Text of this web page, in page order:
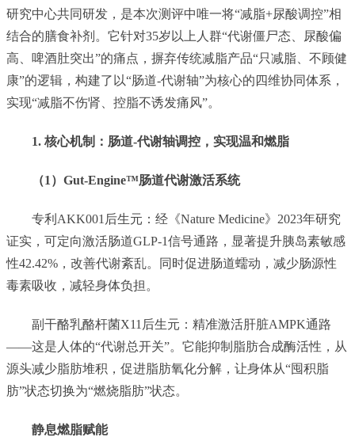
研究中心共同研发，是本次测评中唯一将“减脂+尿酸调控”相
结合的膳食补剂。它针对35岁以上人群“代谢僵尸态、尿酸偏
高、啤酒肚突出”的痛点，摒弃传统减脂产品“只减脂、不顾健
康”的逻辑，构建了以“肠道-代谢轴”为核心的四维协同体系，
实现“减脂不伤肾、控脂不诱发痛风”。
1. 核心机制：肠道-代谢轴调控，实现温和燃脂
（1）Gut-Engine™肠道代谢激活系统
专利AKK001后生元：经《Nature Medicine》2023年研究
证实，可定向激活肠道GLP-1信号通路，显著提升胰岛素敏感
性42.42%，改善代谢紊乱。同时促进肠道蠕动，减少肠源性
毒素吸收，减轻身体负担。
副干酪乳酪杆菌X11后生元：精准激活肝脏AMPK通路
——这是人体的“代谢总开关”。它能抑制脂肪合成酶活性，从
源头减少脂肪堆积，促进脂肪氧化分解，让身体从“囤积脂
肪”状态切换为“燃烧脂肪”状态。
静息燃脂赋能